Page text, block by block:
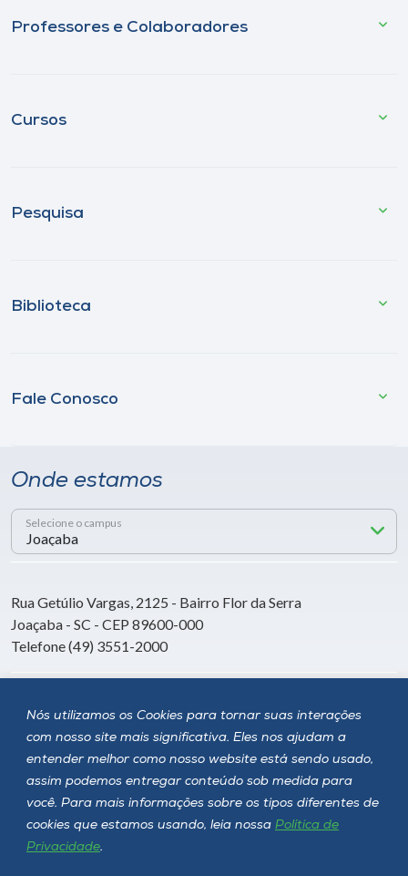
Nós utilizamos os Cookies para tornar suas interações
com nosso site mais significativa. Eles nos ajudam a
entender melhor como nosso website está sendo usado,
assim podemos entregar conteúdo sob medida para
você. Para mais informações sobre os tipos diferentes de
cookies que estamos usando, leia nossa Política de
Privacidade.
Professores e Colaboradores
Cursos
Pesquisa
Biblioteca
Fale Conosco
Onde estamos
Selecione o campus
Rua Getúlio Vargas, 2125 - Bairro Flor da Serra
Joaçaba - SC - CEP 89600-000
Telefone (49) 3551-2000
Siga a Unoesc